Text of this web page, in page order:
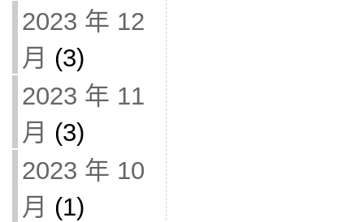
2023 年 12
月 (3)
2023 年 11
月 (3)
2023 年 10
月 (1)